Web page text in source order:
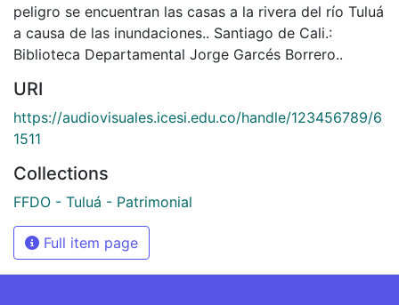
peligro se encuentran las casas a la rivera del río Tuluá
a causa de las inundaciones.. Santiago de Cali.:
Biblioteca Departamental Jorge Garcés Borrero..
URI
https://audiovisuales.icesi.edu.co/handle/123456789/6
1511
Collections
FFDO - Tuluá - Patrimonial
Full item page